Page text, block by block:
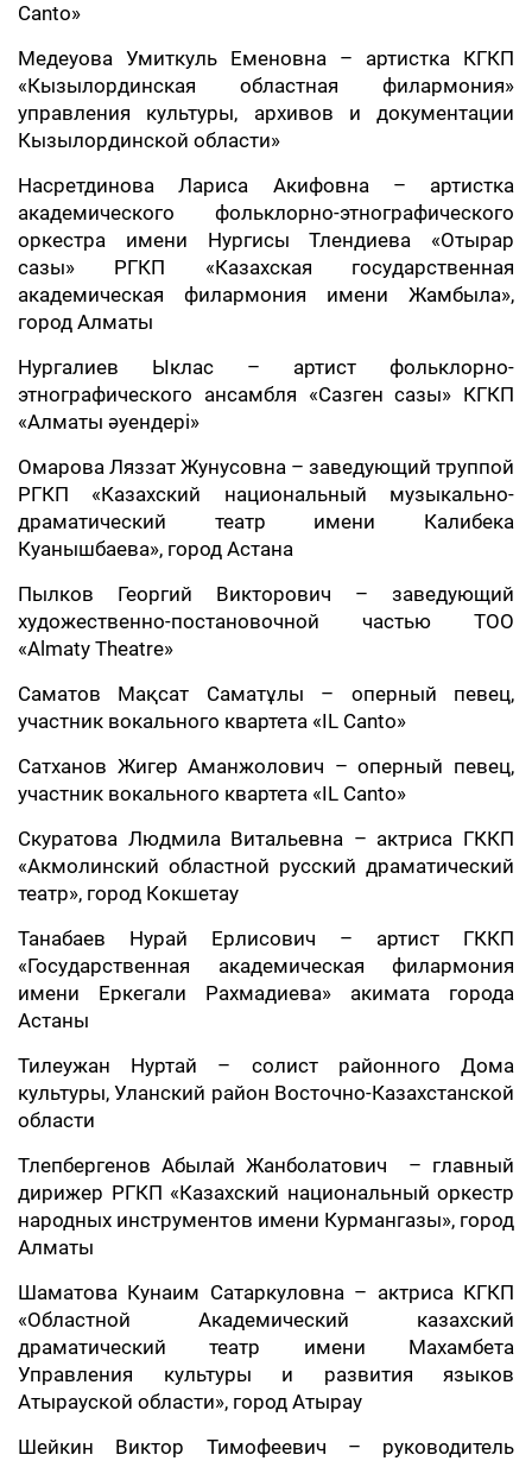
Canto»
Медеуова Умиткуль Еменовна – артистка КГКП
«Кызылординская областная филармония»
управления культуры, архивов и документации
Кызылординской области»
Насретдинова Лариса Акифовна – артистка
академического фольклорно-этнографического
оркестра имени Нургисы Тлендиева «Отырар
сазы» РГКП «Казахская государственная
академическая филармония имени Жамбыла»,
город Алматы
Нургалиев Ыклас – артист фольклорно-
этнографического ансамбля «Сазген сазы» КГКП
«Алматы әуендері»
Омарова Ляззат Жунусовна – заведующий труппой
РГКП «Казахский национальный музыкально-
драматический театр имени Калибека
Куанышбаева», город Астана
Пылков Георгий Викторович – заведующий
художественно-постановочной частью ТОО
«Almaty Theatre»
Саматов Мақсат Саматұлы – оперный певец,
участник вокального квартета «IL Canto»
Сатханов Жигер Аманжолович – оперный певец,
участник вокального квартета «IL Canto»
Скуратова Людмила Витальевна – актриса ГККП
«Акмолинский областной русский драматический
театр», город Кокшетау
Танабаев Нурай Ерлисович – артист ГККП
«Государственная академическая филармония
имени Еркегали Рахмадиева» акимата города
Астаны
Тилеужан Нуртай – солист районного Дома
культуры, Уланский район Восточно-Казахстанской
области
Тлепбергенов Абылай Жанболатович – главный
дирижер РГКП «Казахский национальный оркестр
народных инструментов имени Курмангазы», город
Алматы
Шаматова Кунаим Сатаркуловна – актриса КГКП
«Областной Академический казахский
драматический театр имени Махамбета
Управления культуры и развития языков
Атырауской области», город Атырау
Шейкин Виктор Тимофеевич – руководитель